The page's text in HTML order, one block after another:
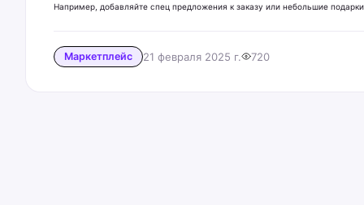
Например, добавляйте спец предложения к заказу или небольшие
Маркетплейс 21 февраля 2025 г. 720